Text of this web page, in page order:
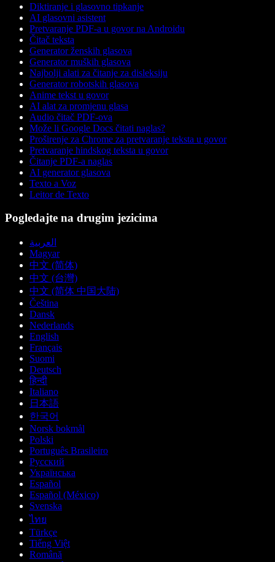
Diktiranje i glasovno tipkanje
AI glasovni asistent
Pretvaranje PDF-a u govor na Androidu
Čitač teksta
Generator ženskih glasova
Generator muških glasova
Najbolji alati za čitanje za disleksiju
Generator robotskih glasova
Anime tekst u govor
AI alat za promjenu glasa
Audio čitač PDF-ova
Može li Google Docs čitati naglas?
Proširenje za Chrome za pretvaranje teksta u govor
Pretvaranje hindskog teksta u govor
Čitanje PDF-a naglas
AI generator glasova
Texto a Voz
Leitor de Texto
Pogledajte na drugim jezicima
العربية
Magyar
中文 (简体)
中文 (台灣)
中文 (简体 中国大陆)
Čeština
Dansk
Nederlands
English
Français
Suomi
Deutsch
हिन्दी
Italiano
日本語
한국어
Norsk bokmål
Polski
Português Brasileiro
Русский
Українська
Español
Español (México)
Svenska
ไทย
Türkçe
Tiếng Việt
Română